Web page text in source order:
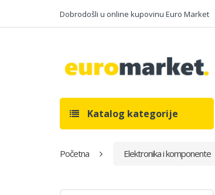
Dobrodošli u online kupovinu Euro Market
Katalog kategorije
Početna Elektronika i komponente